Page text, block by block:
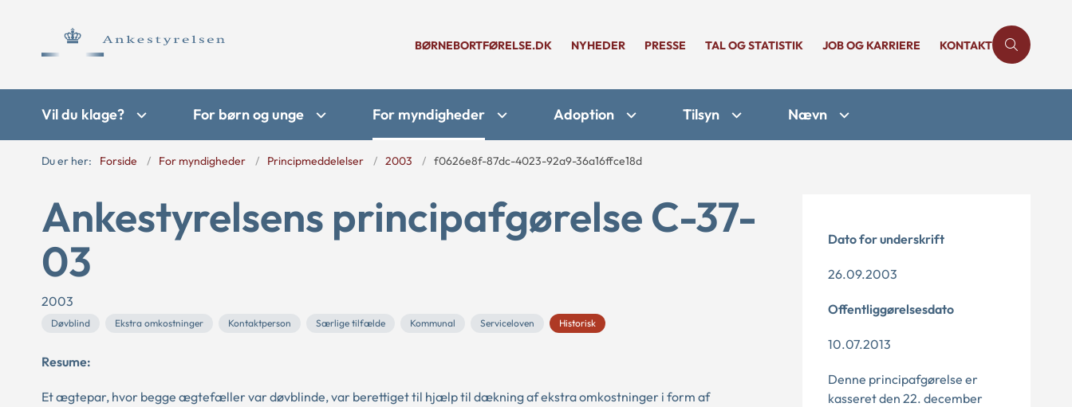
BØRNEBORTFØRELSE.DK NYHEDER PRESSE TAL OG STATISTIK JOB OG KARRIERE KONTAKT
Vil du klage? For børn og unge For myndigheder Adoption Tilsyn Nævn
Du er her: Forside For myndigheder Principmeddelelser 2003 f0626e8f-87dc-4023-92a9-36a16ffce18d
Ankestyrelsens principafgørelse C-37-
03
2003
Døvblind Ekstra omkostninger Kontaktperson Særlige tilfælde Kommunal Serviceloven Historisk
Resume:
Et ægtepar, hvor begge ægtefæller var døvblinde, var berettiget til hjælp til dækning af ekstra omkostninger i form af
Dato for underskrift
26.09.2003
Offentliggørelsesdato
10.07.2013
Denne principafgørelse er
kasseret den 22. december